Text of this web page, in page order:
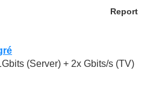
Report
(Server) + 2x Gbits/s (TV)